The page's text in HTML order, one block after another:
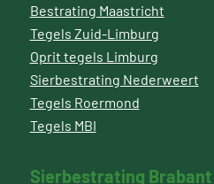
Bestrating Maastricht
Tegels Zuid-Limburg
Oprit tegels Limburg
Sierbestrating Nederweert
Tegels Roermond
Tegels MBI
Sierbestrating Brabant